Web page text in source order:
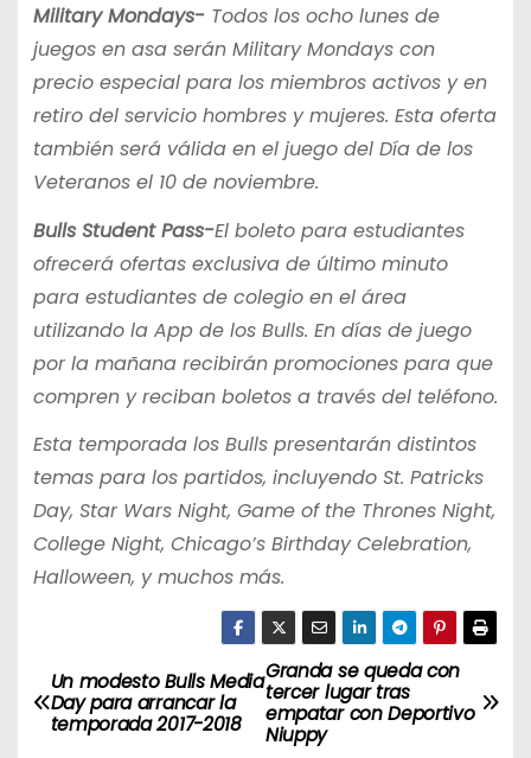
Military Mondays-Todos los ocho lunes de
juegos en asa serán Military Mondays con
precio especial para los miembros activos y en
retiro del servicio hombres y mujeres. Esta oferta
también será válida en el juego del Día de los
Veteranos el 10 de noviembre.
Bulls Student Pass-El boleto para estudiantes
ofrecerá ofertas exclusiva de último minuto
para estudiantes de colegio en el área
utilizando la App de los Bulls. En días de juego
por la mañana recibirán promociones para que
compren y reciban boletos a través del teléfono.
Esta temporada los Bulls presentarán distintos
temas para los partidos, incluyendo St. Patricks
Day, Star Wars Night, Game of the Thrones Night,
College Night, Chicago’s Birthday Celebration,
Halloween, y muchos más.
N
a
Granda se queda con
tercer lugar tras
empatar con Deportivo
Niuppy
Un modesto Bulls Media
Day para arrancar la
temporada 2017-2018